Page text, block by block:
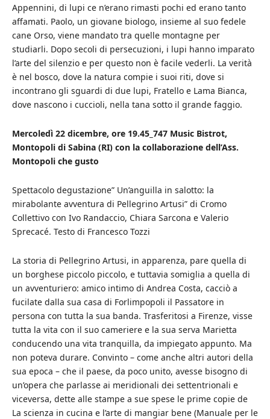
Appennini, di lupi ce n’erano rimasti pochi ed erano tanto
affamati. Paolo, un giovane biologo, insieme al suo fedele
cane Orso, viene mandato tra quelle montagne per
studiarli. Dopo secoli di persecuzioni, i lupi hanno imparato
l’arte del silenzio e per questo non è facile vederli. La verità
è nel bosco, dove la natura compie i suoi riti, dove si
incontrano gli sguardi di due lupi, Fratello e Lama Bianca,
dove nascono i cuccioli, nella tana sotto il grande faggio.
Mercoledì 22 dicembre, ore 19.45_747 Music Bistrot,
Montopoli di Sabina (RI) con la collaborazione dell’Ass.
Montopoli che gusto
Spettacolo degustazione” Un’anguilla in salotto: la
mirabolante avventura di Pellegrino Artusi” di Cromo
Collettivo con Ivo Randaccio, Chiara Sarcona e Valerio
Sprecacé. Testo di Francesco Tozzi
La storia di Pellegrino Artusi, in apparenza, pare quella di
un borghese piccolo piccolo, e tuttavia somiglia a quella di
un avventuriero: amico intimo di Andrea Costa, cacciò a
fucilate dalla sua casa di Forlimpopoli il Passatore in
persona con tutta la sua banda. Trasferitosi a Firenze, visse
tutta la vita con il suo cameriere e la sua serva Marietta
conducendo una vita tranquilla, da impiegato appunto. Ma
non poteva durare. Convinto – come anche altri autori della
sua epoca – che il paese, da poco unito, avesse bisogno di
un’opera che parlasse ai meridionali dei settentrionali e
viceversa, dette alle stampe a sue spese le prime copie de
La scienza in cucina e l’arte di mangiar bene (Manuale per le